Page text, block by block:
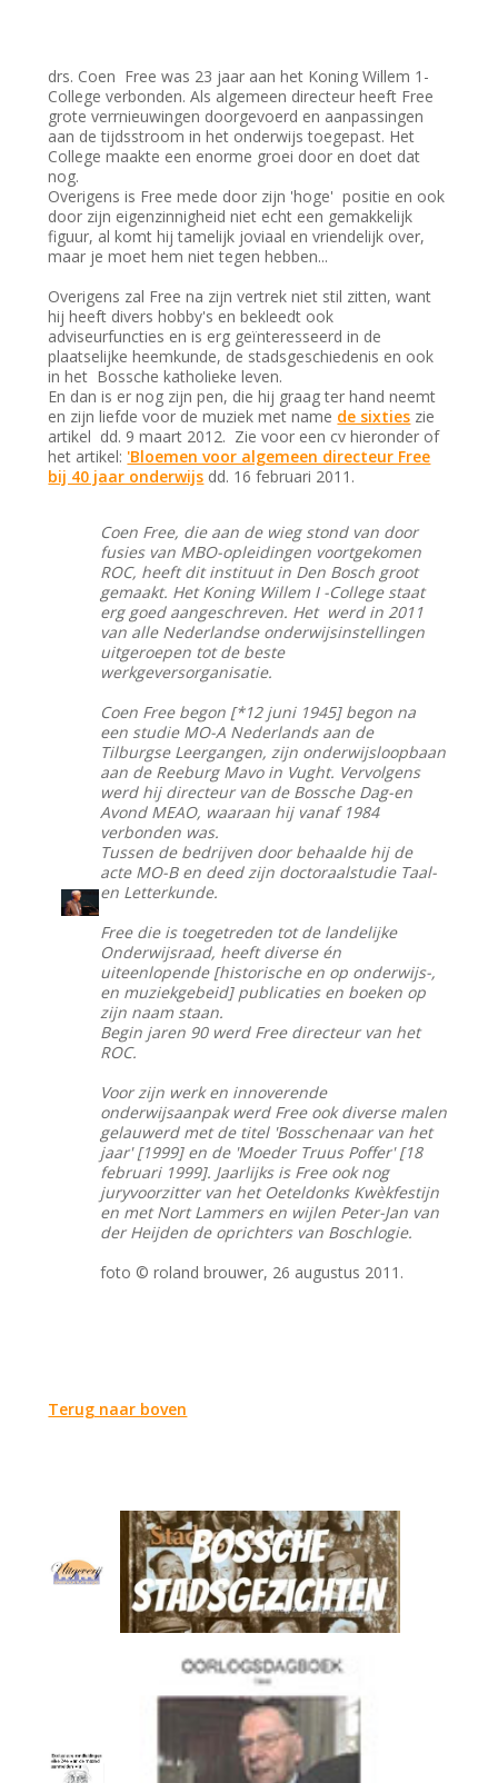
drs. Coen Free was 23 jaar aan het Koning Willem 1-
College verbonden. Als algemeen directeur heeft Free
grote verrnieuwingen doorgevoerd en aanpassingen
aan de tijdsstroom in het onderwijs toegepast. Het
College maakte een enorme groei door en doet dat
nog.
Overigens is Free mede door zijn 'hoge' positie en ook
door zijn eigenzinnigheid niet echt een gemakkelijk
figuur, al komt hij tamelijk joviaal en vriendelijk over,
maar je moet hem niet tegen hebben...
Overigens zal Free na zijn vertrek niet stil zitten, want
hij heeft divers hobby's en bekleedt ook
adviseurfuncties en is erg geïnteresseerd in de
plaatselijke heemkunde, de stadsgeschiedenis en ook
in het Bossche katholieke leven.
En dan is er nog zijn pen, die hij graag ter hand neemt
en zijn liefde voor de muziek met name de sixties zie
artikel dd. 9 maart 2012. Zie voor een cv hieronder of
het artikel: 'Bloemen voor algemeen directeur Free
bij 40 jaar onderwijs dd. 16 februari 2011.
Coen Free, die aan de wieg stond van door
fusies van MBO-opleidingen voortgekomen
ROC, heeft dit instituut in Den Bosch groot
gemaakt. Het Koning Willem I -College staat
erg goed aangeschreven. Het werd in 2011
van alle Nederlandse onderwijsinstellingen
uitgeroepen tot de beste
werkgeversorganisatie.
Coen Free begon [*12 juni 1945] begon na
een studie MO-A Nederlands aan de
Tilburgse Leergangen, zijn onderwijsloopbaan
aan de Reeburg Mavo in Vught. Vervolgens
werd hij directeur van de Bossche Dag-en
Avond MEAO, waaraan hij vanaf 1984
verbonden was.
Tussen de bedrijven door behaalde hij de
acte MO-B en deed zijn doctoraalstudie Taal-
en Letterkunde.
Free die is toegetreden tot de landelijke
Onderwijsraad, heeft diverse én
uiteenlopende [historische en op onderwijs-,
en muziekgebeid] publicaties en boeken op
zijn naam staan.
Begin jaren 90 werd Free directeur van het
ROC.
Voor zijn werk en innoverende
onderwijsaanpak werd Free ook diverse malen
gelauwerd met de titel 'Bosschenaar van het
jaar' [1999] en de 'Moeder Truus Poffer' [18
februari 1999]. Jaarlijks is Free ook nog
juryvoorzitter van het Oeteldonks Kwèkfestijn
en met Nort Lammers en wijlen Peter-Jan van
der Heijden de oprichters van Boschlogie.
foto © roland brouwer, 26 augustus 2011.
Terug naar boven